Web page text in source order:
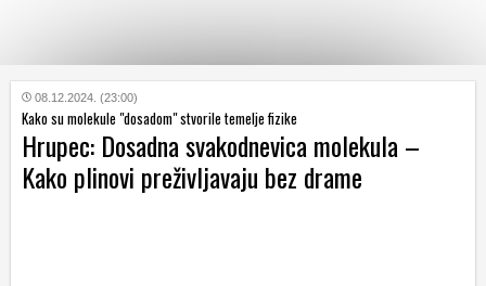
KATEGORIJE
HRVATSKI
WEB
08.12.2024. (23:00)
Kako su molekule "dosadom" stvorile temelje fizike
Hrupec: Dosadna svakodnevica molekula –
Kako plinovi preživljavaju bez drame